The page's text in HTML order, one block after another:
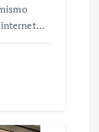
internet…